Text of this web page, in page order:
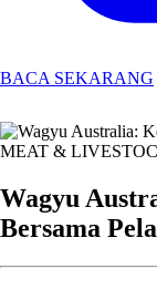
BACA SEKARANG
MEAT &
Wagyu
Bersama